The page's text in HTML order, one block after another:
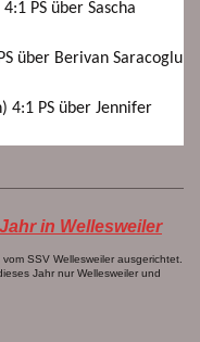
PS über Sascha
über Berivan Saracoglu
PS über Jennifer
in Wellesweiler
SSV Wellesweiler ausgerichtet.
Jahr nur Wellesweiler und